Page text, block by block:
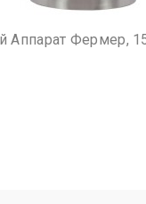
Аппарат Фермер,